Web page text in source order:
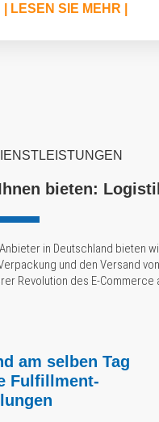
| LESEN SIE MEHR |
bieten:
in Deutschland bieten
und den Versand
Revolution des E-Commerce
am selben Tag
Fulfillment-